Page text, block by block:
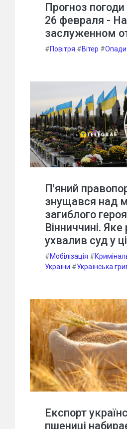
Прогноз
26 февраля - На
заслуженном
#Повітря #Вітер #Опади
П'яний
знущався над
загиблого
Вінниччині. Яке
ухвалив суд у
#Мобілізація #
України #Українська
Експорт
пшениці